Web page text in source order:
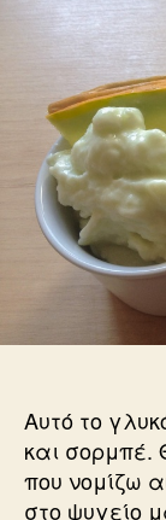
Αυτό το
και σορμπέ.
που νομίζω
στο ψυγείο